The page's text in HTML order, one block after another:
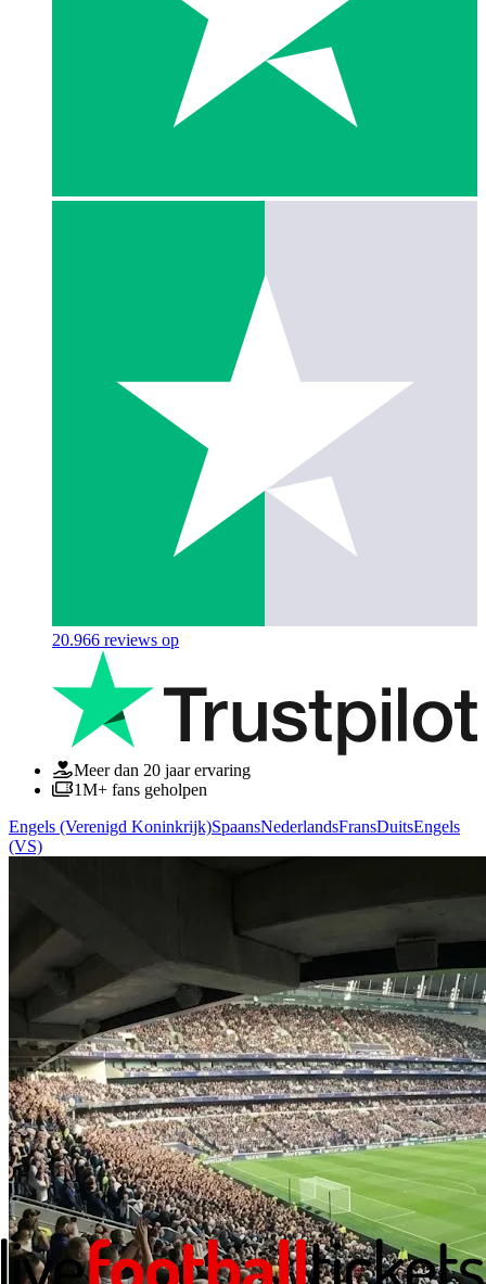
20.966 reviews op
Meer dan 20 jaar ervaring
1M+ fans geholpen
Engels (Verenigd Koninkrijk)SpaansNederlandsFransDuitsEngels
(VS)